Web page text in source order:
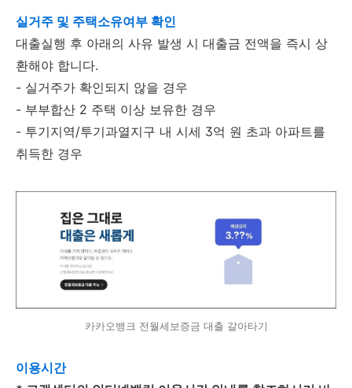
실거주 및 주택소유여부 확인
대출실행 후 아래의 사유 발생 시 대출금 전액을 즉시 상
환해야 합니다.
- 실거주가 확인되지 않을 경우
- 부부합산 2 주택 이상 보유한 경우
- 투기지역/투기과열지구 내 시세 3억 원 초과 아파트를
취득한 경우
카카오뱅크 전월세보증금 대출 갈아타기
이용시간